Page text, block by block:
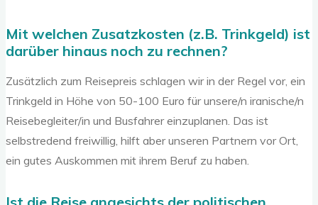
Mit welchen Zusatzkosten (z.B. Trinkgeld) ist
darüber hinaus noch zu rechnen?
Zusätzlich zum Reisepreis schlagen wir in der Regel vor, ein
Trinkgeld in Höhe von 50-100 Euro für unsere/n iranische/n
Reisebegleiter/in und Busfahrer einzuplanen. Das ist
selbstredend freiwillig, hilft aber unseren Partnern vor Ort,
ein gutes Auskommen mit ihrem Beruf zu haben.